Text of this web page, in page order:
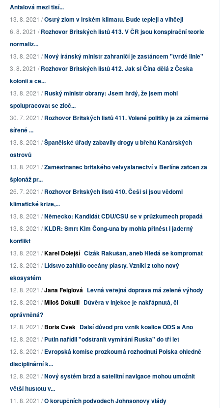
Antalová mezi tisí...
13. 8. 2021 /Ostrý zlom v irském klimatu. Bude tepleji a vlhčeji
6. 8. 2021 /Rozhovor Britských listů 413. V ČR jsou konspirační teorie
normaliz...
13. 8. 2021 /Nový íránský ministr zahraničí je zastáncem "tvrdé linie"
3. 8. 2021 /Rozhovor Britských listů 412. Jak si Čína dělá z Česka
kolonii a če...
13. 8. 2021 /Ruský ministr obrany: Jsem hrdý, že jsem mohl
spolupracovat se zloč...
30. 7. 2021 /Rozhovor Britských listů 411. Volené politiky je za záměrně
šířené ...
13. 8. 2021 /Španělské úřady zabavily drogy u břehů Kanárských
ostrovů
13. 8. 2021 /Zaměstnanec britského velvyslanectví v Berlíně zatčen za
špionáž pr...
26. 7. 2021 /Rozhovor Britských listů 410. Češi si jsou vědomi
klimatické krize,...
13. 8. 2021 /Německo: Kandidát CDU/CSU se v průzkumech propadá
13. 8. 2021 /KLDR: Smrt Kim Čong-una by mohla přinést i jaderný
konflikt
13. 8. 2021 /Karel Dolejší Cizák Rakušan, aneb Hledá se kompromat
12. 8. 2021 /Lidstvo zahltilo oceány plasty. Vznikl z toho nový
ekosystém
12. 8. 2021 /Jana Feiglová Levná veřejná doprava má zelené výhody
12. 8. 2021 /Miloš Dokulil Důvěra v injekce je nakřápnutá, či
oprávněná?
12. 8. 2021 /Boris Cvek Další důvod pro vznik koalice ODS a Ano
12. 8. 2021 /Putin nařídil "odstranit vymírání Ruska" do tří let
12. 8. 2021 /Evropská komise prozkoumá rozhodnutí Polska ohledně
disciplinární k...
12. 8. 2021 /Nový systém brzd a satelitní navigace mohou umožnit
větší hustotu v...
11. 8. 2021 /O korupčních podvodech Johnsonovy vlády